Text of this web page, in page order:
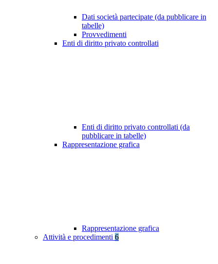
Dati società partecipate (da pubblicare in
tabelle)
Provvedimenti
Enti di diritto privato controllati
Enti di diritto privato controllati (da
pubblicare in tabelle)
Rappresentazione grafica
Rappresentazione grafica
Attività e procedimenti 6